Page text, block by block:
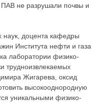
ПАВ не разрушали почвы и
наук, доцента кафедры
Института нефти и газа
лаборатории физико-
трудноизвлекаемых
Жигарева, оксид
высокооднородную
уникальными физико-